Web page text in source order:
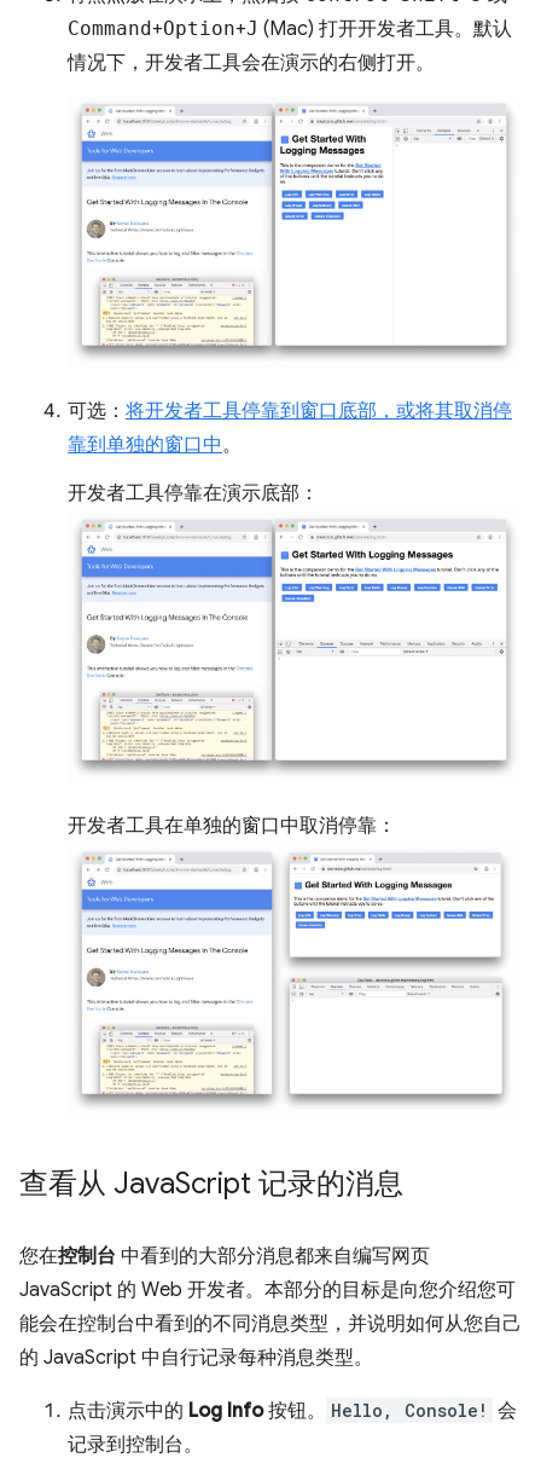
Command+Option+J (Mac) 打开开发者工具。默认
情况下，开发者工具会在演示的右侧打开。
可选： 将开发者工具停靠到窗口底部，或将其取消停
靠到单独的窗口中。
开发者工具停靠在演示底部：
开发者工具在单独的窗口中取消停靠：
查看从 JavaScript 记录的消息
您在控制台 中看到的大部分消息都来自编写网页
JavaScript 的 Web 开发者。本部分的目标是向您介绍您可
能会在控制台中看到的不同消息类型，并说明如何从您自己
的 JavaScript 中自行记录每种消息类型。
点击演示中的 Log Info按钮。 Hello, Console! 会
记录到控制台。